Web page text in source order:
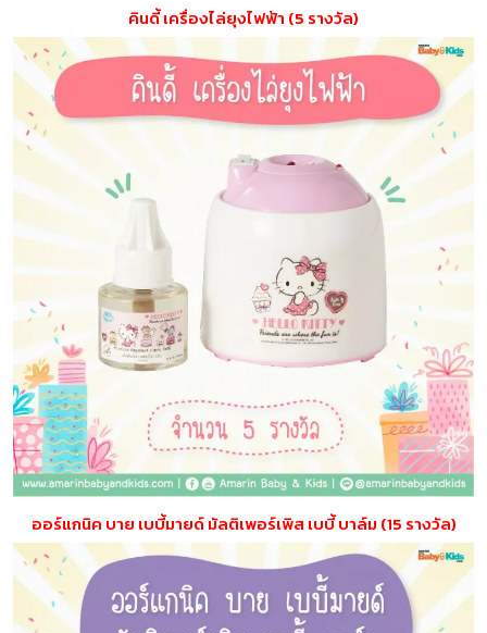
คินดี้ เครื่องไล่ยุงไฟฟ้า (5 รางวัล)
ออร์แกนิค บาย เบบี้มายด์ มัลติเพอร์เพิส เบบี้ บาล์ม (15 รางวัล)